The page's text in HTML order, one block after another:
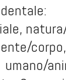
corpo,